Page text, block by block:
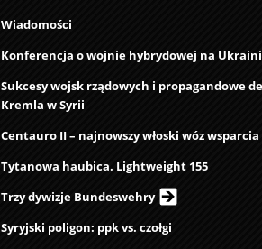
Wiadomości
Konferencja o wojnie hybrydowej na
Sukcesy wojsk rządowych i propagandowe
Kremla w Syrii
Centauro II – najnowszy włoski wóz
Tytanowa haubica. Lightweight 155
Trzy dywizje Bundeswehry
Syryjski poligon: ppk vs. czołgi